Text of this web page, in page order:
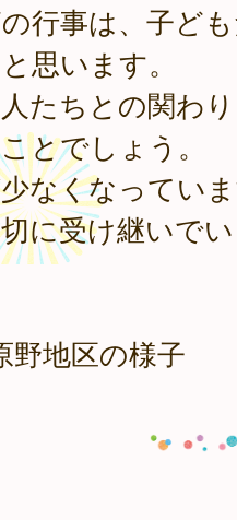
行事は、子ど
思います。
たちとの関わ
とでしょう。
なくなってい
に受け継いで
野地区の様子